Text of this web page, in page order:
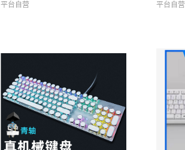
平台自营
平台自营